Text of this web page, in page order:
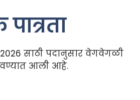
साठी पदानुसार वेगवेगळी
आली आहे.